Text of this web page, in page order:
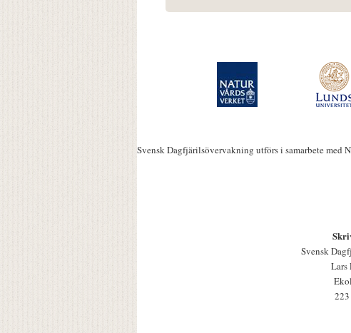
Svensk Dagfjärilsövervakning utförs i samarbete med
Svensk
Lars